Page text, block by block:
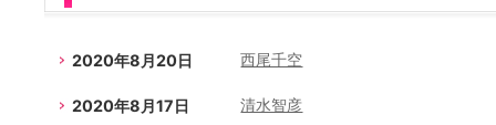
2020年8月20日 西尾千空
2020年8月17日 清水智彦